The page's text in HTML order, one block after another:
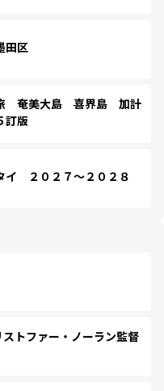
田区
奄美大島 喜界島 加計
訂版
２０２７～２０２８
トファー・ノーラン監督